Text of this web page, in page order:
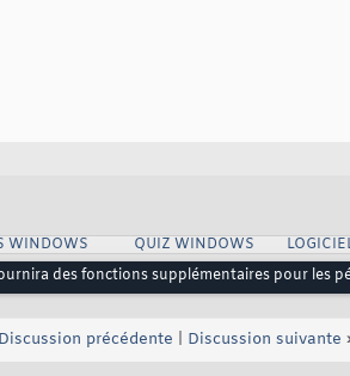
WINDOWS QUIZ WINDOWS
des fonctions supplémentaires pour les
Discussion précédente Discussion suivante